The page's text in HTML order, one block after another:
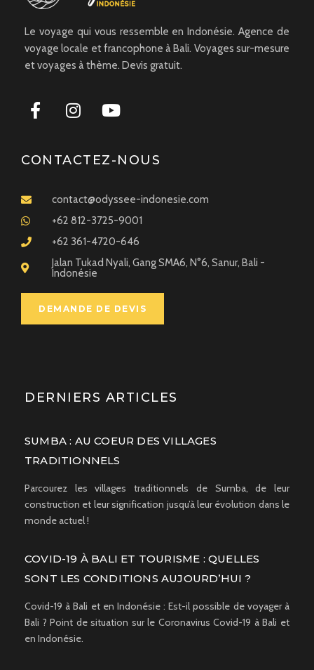
Le voyage qui vous ressemble en Indonésie. Agence de
voyage locale et francophone à Bali. Voyages sur-mesure
et voyages à thème. Devis gratuit.
DERNIERS ARTICLES
SUMBA : AU COEUR DES VILLAGES
TRADITIONNELS
Parcourez les villages traditionnels de Sumba, de leur
construction et leur signification jusqu’à leur évolution dans le
monde actuel !
COVID-19 À BALI ET TOURISME : QUELLES
SONT LES CONDITIONS AUJOURD’HUI ?
Covid-19 à Bali et en Indonésie : Est-il possible de voyager à
Bali ? Point de situation sur le Coronavirus Covid-19 à Bali et
en Indonésie.
CONTACTEZ-NOUS
contact@odyssee-indonesie.com
+62 812-3725-9001
+62 361-4720-646
Jalan Tukad Nyali, Gang SMA6, N°6, Sanur, Bali -
Indonésie
DEMANDE DE DEVIS